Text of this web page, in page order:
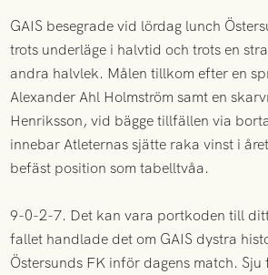
GAIS besegrade vid lördag lunch
trots underläge i halvtid och trots en
andra halvlek. Målen tillkom efter en
Alexander Ahl Holmström samt en
Henriksson, vid bägge tillfällen via
innebar Atleternas sjätte raka vinst i
befäst position som tabelltvåa.
9-0-2-7. Det kan vara portkoden till
fallet handlade det om GAIS dystra
Östersunds FK inför dagens match.